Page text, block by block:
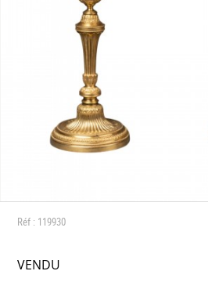
Réf : 119930
VENDU